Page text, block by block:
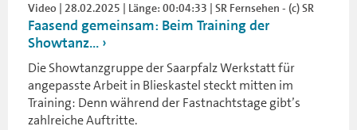
Video | 28.02.2025 | Länge: 00:04:33 | SR Fernsehen - (c) SR
Faasend gemeinsam: Beim Training der
Showtanz...
Die Showtanzgruppe der Saarpfalz Werkstatt für
angepasste Arbeit in Blieskastel steckt mitten im
Training: Denn während der Fastnachtstage gibt’s
zahlreiche Auftritte.